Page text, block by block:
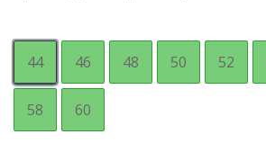
44 46 48 50 52
58 60